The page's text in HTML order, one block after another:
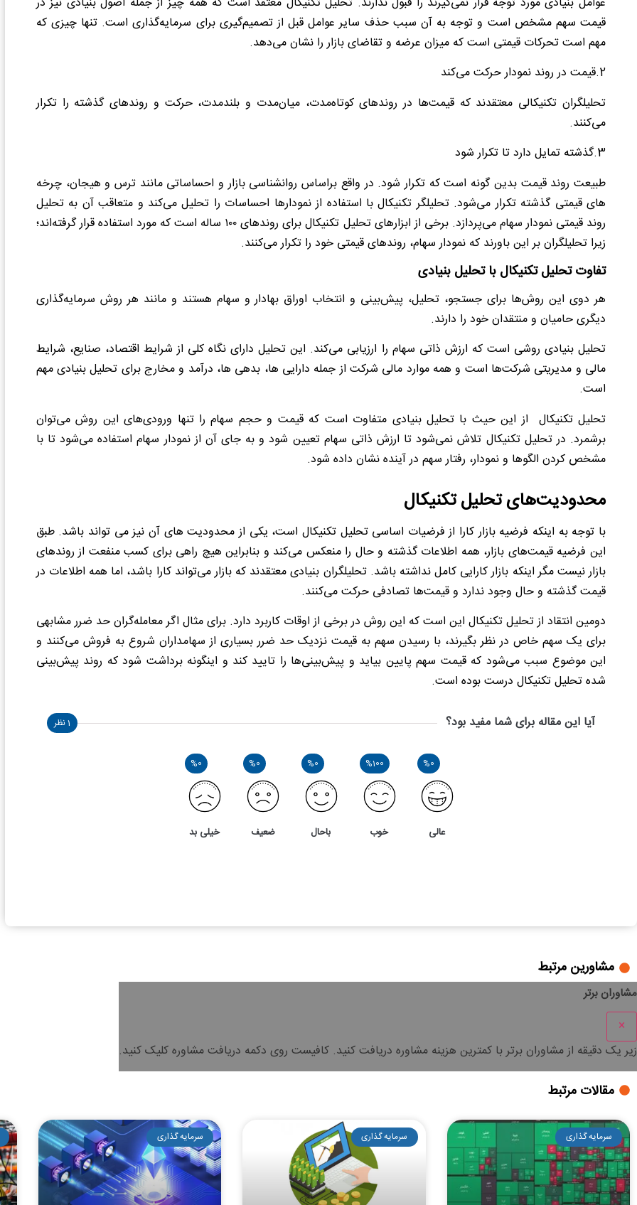
قیمت سهم مشخص است و توجه به آن سبب حذف سایر عوامل قبل از تصمیم‌گیری برای سرمایه‌گذاری است. تنها چیزی که
مهم است تحرکات قیمتی است که میزان عرضه و تقاضای بازار را نشان می‌دهد.
2.قیمت در روند نمودار حرکت می‌کند
تحلیلگران تکنیکالی معتقدند که قیمت‌ها در روندهای کوتاه‌مدت، میان‌مدت و بلندمدت، حرکت و روندهای گذشته را تکرار
می‌کنند.
3.گذشته تمایل دارد تا تکرار شود
طبیعت روند قیمت بدین گونه است که تکرار شود. در واقع براساس روانشناسی بازار و احساساتی مانند ترس و هیجان، چرخه
های قیمتی گذشته تکرار می‌شود. تحلیلگر تکنیکال با استفاده از نمودارها احساسات را تحلیل می‌کند و متعاقب آن به تحلیل
روند قیمتی نمودار سهام می‌پردازد. برخی از ابزارهای تحلیل تکنیکال برای روندهای ۱۰۰ ساله است که مورد استفاده قرار گرفته‌اند؛
زیرا تحلیلگران بر این باورند که نمودار سهام، روندهای قیمتی خود را تکرار می‌کنند.
تفاوت تحلیل تکنیکال با تحلیل بنیادی
هر دوی این روش‌ها برای جستجو، تحلیل، پیش‌بینی و انتخاب اوراق بهادار و سهام هستند و مانند هر روش سرمایه‌گذاری
دیگری حامیان و منتقدان خود را دارند.
تحلیل بنیادی روشی است که ارزش ذاتی سهام را ارزیابی می‌کند. این تحلیل دارای نگاه کلی از شرایط اقتصاد، صنایع، شرایط
مالی و مدیریتی شرکت‌ها است و همه موارد مالی شرکت از جمله دارایی ها، بدهی ها، درآمد و مخارج برای تحلیل بنیادی مهم
است.
تحلیل تکنیکال از این حیث با تحلیل بنیادی متفاوت است که قیمت و حجم سهام را تنها ورودی‌های این روش می‌توان
برشمرد. در تحلیل تکنیکال تلاش نمی‌شود تا ارزش ذاتی سهام تعیین شود و به جای آن از نمودار سهام استفاده می‌شود تا با
مشخص کردن الگوها و نمودار، رفتار سهم در آینده نشان داده شود.
محدودیت‌های تحلیل تکنیکال
با توجه به اینکه فرضیه بازار کارا از فرضیات اساسی تحلیل تکنیکال است، یکی از محدودیت های آن نیز می تواند باشد. طبق
این فرضیه قیمت‌های بازار، همه اطلاعات گذشته و حال را منعکس می‌کند و بنابراین هیچ راهی برای کسب منفعت از روندهای
بازار نیست مگر اینکه بازار کارایی کامل نداشته باشد. تحلیلگران بنیادی معتقدند که بازار می‌تواند کارا باشد، اما همه اطلاعات در
قیمت گذشته و حال وجود ندارد و قیمت‌ها تصادفی حرکت می‌کنند.
دومین انتقاد از تحلیل تکنیکال این است که این روش در برخی از اوقات کاربرد دارد. برای مثال اگر معامله‌گران حد ضرر مشابهی
برای یک سهم خاص در نظر بگیرند، با رسیدن سهم به قیمت نزدیک حد ضرر بسیاری از سهامداران شروع به فروش می‌کنند و
این موضوع سبب می‌شود که قیمت سهم پایین بیاید و پیش‌بینی‌ها را تایید کند و اینگونه برداشت شود که روند پیش‌بینی
شده تحلیل تکنیکال درست بوده است.
آیا این مقاله برای شما مفید بود؟ 1 نظر
%0
عالی
%100
خوب
%0
باحال
%0
ضعیف
%0
خیلی بد
مشاورین مرتبط
مشاوران برتر
×
زیر یک دقیقه از مشاوران برتر با کمترین هزینه مشاوره دریافت کنید. کافیست روی دکمه دریافت مشاوره کلیک کنید.
مقالات مرتبط
سرمایه گذاری سرمایه گذاری سرمایه گذاری